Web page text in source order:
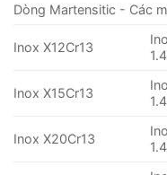
Dòng Martensitic - Các
Inox X12Cr13
Inox X15Cr13
Inox X20Cr13